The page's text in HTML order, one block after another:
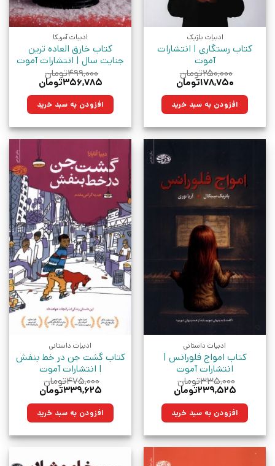
ادبیات بلژیک
کتاب رستگاری | انتشارات
آموت
۲۵۰,۰۰۰تومان
قیمت
۲۵۰,۰۰۰تومان
بود.
۱۷۸,۷۵۰تومان
۱۷۸,۷۵۰تومان.افزودن به سبد خرید
ادبیات آمریکا
کتاب خارق العاده ترین
جنایت سال | انتشارات آموت
۴۹۹,۰۰۰تومان
قیمت
۴۹۹,۰۰۰تومان
بود.
۳۵۶,۷۸۵تومان
۳۵۶,۷۸۵تومان. افزودن به سبد خرید
ادبیات داستانی
کتاب امواج فلورانس |
انتشارات آموت
۳۳۵,۰۰۰تومان
قیمت
۳۳۵,۰۰۰تومان
بود.
۲۳۹,۵۲۵تومان
۲۳۹,۵۲۵تومان.افزودن به سبد خرید
ادبیات داستانی
کتاب گشت جن در خط بنفش
| انتشارات آموت
۴۷۵,۰۰۰تومان
قیمت
۴۷۵,۰۰۰تومان
بود.
۳۳۹,۶۲۵تومان
۳۳۹,۶۲۵تومان.افزودن به سبد خرید